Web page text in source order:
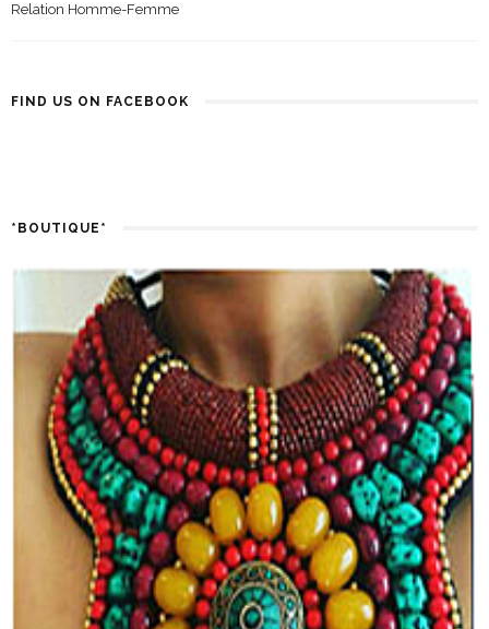
Relation Homme-Femme
FIND US ON FACEBOOK
*BOUTIQUE*